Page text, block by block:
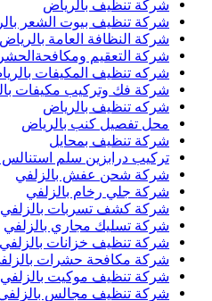
شركة تنظيف بالرياض
شركة تنظيف بيوت الشعر
شركة النظافة العامة بالرياض
شركة التعقيم
شركه تنظيف المكيفات
شركة فك وتركيب مكيفات
شركه تنظيف بالرياض
محل تفصيل كنب بالرياض
شركة تنظيف بمحايل
تركيب درابزين سلم استنالس
شركة شحن عفش بالزلفي
شركة جلي رخام بالزلفي
شركة كشف تسربات بالزلفي
شركة تسليك مجاري بالزلفي
شركة تنظيف خزانات بالزلفي
شركة مكافحة حشرات
شركة تنظيف موكيت بالزلفي
شركة تنظيف مجالس